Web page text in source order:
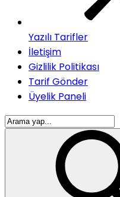
Yazılı Tarifler
İletişim
Gizlilik Politikası
Tarif Gönder
Üyelik Paneli